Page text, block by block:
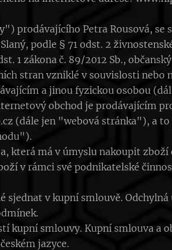
prodávajícího Petra Rousová, se
podle § 71 odst. 2
1 zákona č. 89/2012 Sb.,
stran vzniklé v souvislosti nebo
a jinou fyzickou osobou
obchod je prodávajícím
(dále jen "webová stránka"), a
která má v úmyslu nakoupit
v rámci své podnikatelské
sjednat v kupní smlouvě.
kupní smlouvy. Kupní smlouva a
jazyce.